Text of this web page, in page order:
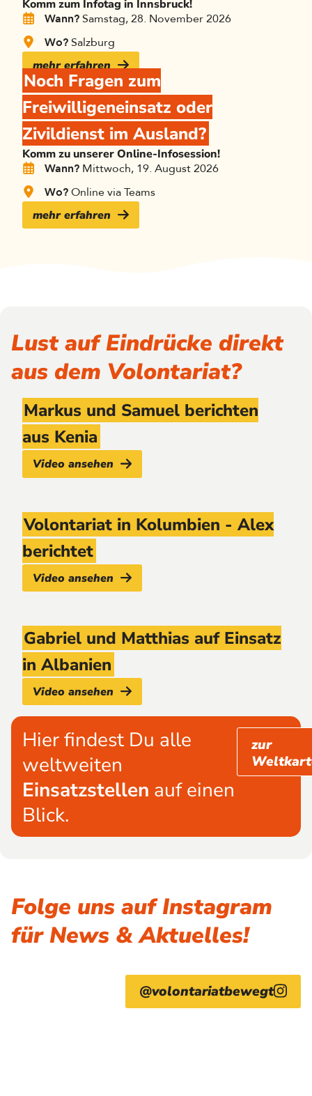
Komm zum Infotag in Innsbruck!
Wann? Samstag, 28. November 2026
Wo? Salzburg
mehr erfahren
Noch Fragen zum
Freiwilligeneinsatz oder
Zivildienst im Ausland?
Komm zu unserer Online-Infosession!
Wann? Mittwoch, 19. August 2026
Wo? Online via Teams
mehr erfahren
Lust auf Eindrücke direkt
aus dem Volontariat?
Markus und Samuel berichten
aus Kenia
Video ansehen
Volontariat in Kolumbien - Alex
berichtet
Video ansehen
Gabriel und Matthias auf Einsatz
in Albanien
Video ansehen
Hier findest Du alle
weltweiten
Einsatzstellen auf einen
Blick.
zur
Folge uns auf Instagram
für News & Aktuelles!
@volontariatbewegt